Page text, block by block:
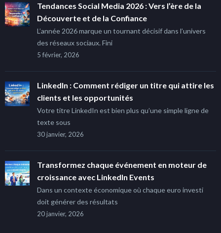
Tendances Social Media 2026 : Vers l’ère de la
Découverte et de la Confiance
L’année 2026 marque un tournant décisif dans l’univers
des réseaux sociaux. Fini
5 février, 2026
LinkedIn : Comment rédiger un titre qui attire les
clients et les opportunités
Votre titre LinkedIn est bien plus qu’une simple ligne de
texte sous
30 janvier, 2026
Transformez chaque événement en moteur de
croissance avec LinkedIn Events
Dans un contexte économique où chaque euro investi
doit générer des résultats
20 janvier, 2026